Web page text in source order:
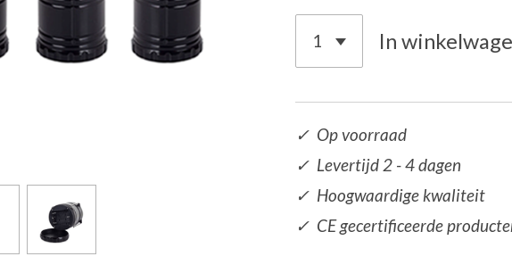
In
✓ Op voorraad
✓ Levertijd 2 - 4 dagen
✓ Hoogwaardige kwaliteit
✓ CE gecertificeerde